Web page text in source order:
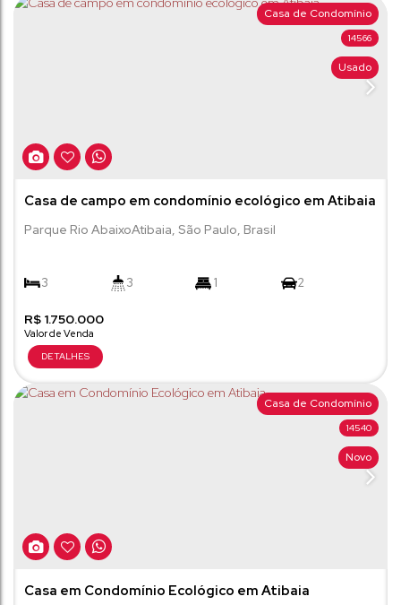
14566
Casa de Condomínio
Usado
Casa de campo em condomínio ecológico em Atibaia
R$ 1.750.000
Parque Rio AbaixoAtibaia, São Paulo, Brasil
3 3 1 2
215m²
14540
Casa de Condomínio
Novo
Casa em Condomínio Ecológico em Atibaia